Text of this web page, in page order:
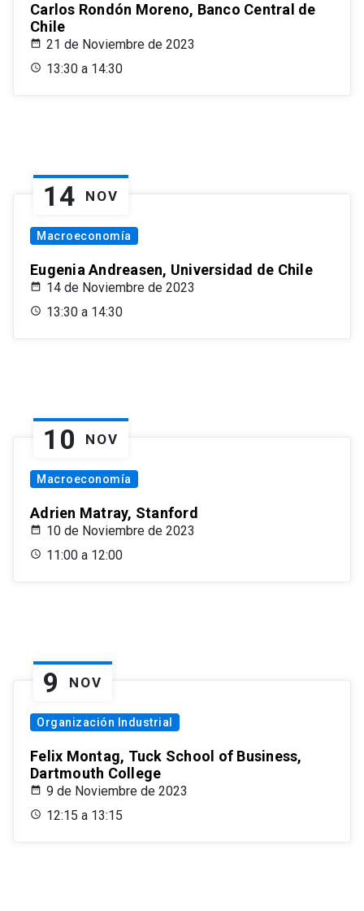
Carlos Rondón Moreno, Banco Central de
Chile
21 de Noviembre de 2023
13:30 a 14:30
14 NOV
Macroeconomía
Eugenia Andreasen, Universidad de Chile
14 de Noviembre de 2023
13:30 a 14:30
10 NOV
Macroeconomía
Adrien Matray, Stanford
10 de Noviembre de 2023
11:00 a 12:00
9 NOV
Organización Industrial
Felix Montag, Tuck School of Business,
Dartmouth College
9 de Noviembre de 2023
12:15 a 13:15